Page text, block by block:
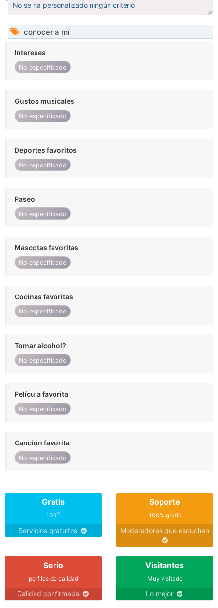
No se ha personalizado ningún criterio
conocer a mí
Intereses
No especificado
Gustos musicales
No especificado
Deportes favoritos
No especificado
Paseo
No especificado
Mascotas favoritas
No especificado
Cocinas favoritas
No especificado
Tomar alcohol?
No especificado
Película favorita
No especificado
Canción favorita
No especificado
Gratis
100%
Servicios gratuitos
Soporte
100% gratis
Moderadores que escuchan
Serio
perfiles de calidad
Calidad confirmada
Visitantes
Muy visitado
Lo mejor